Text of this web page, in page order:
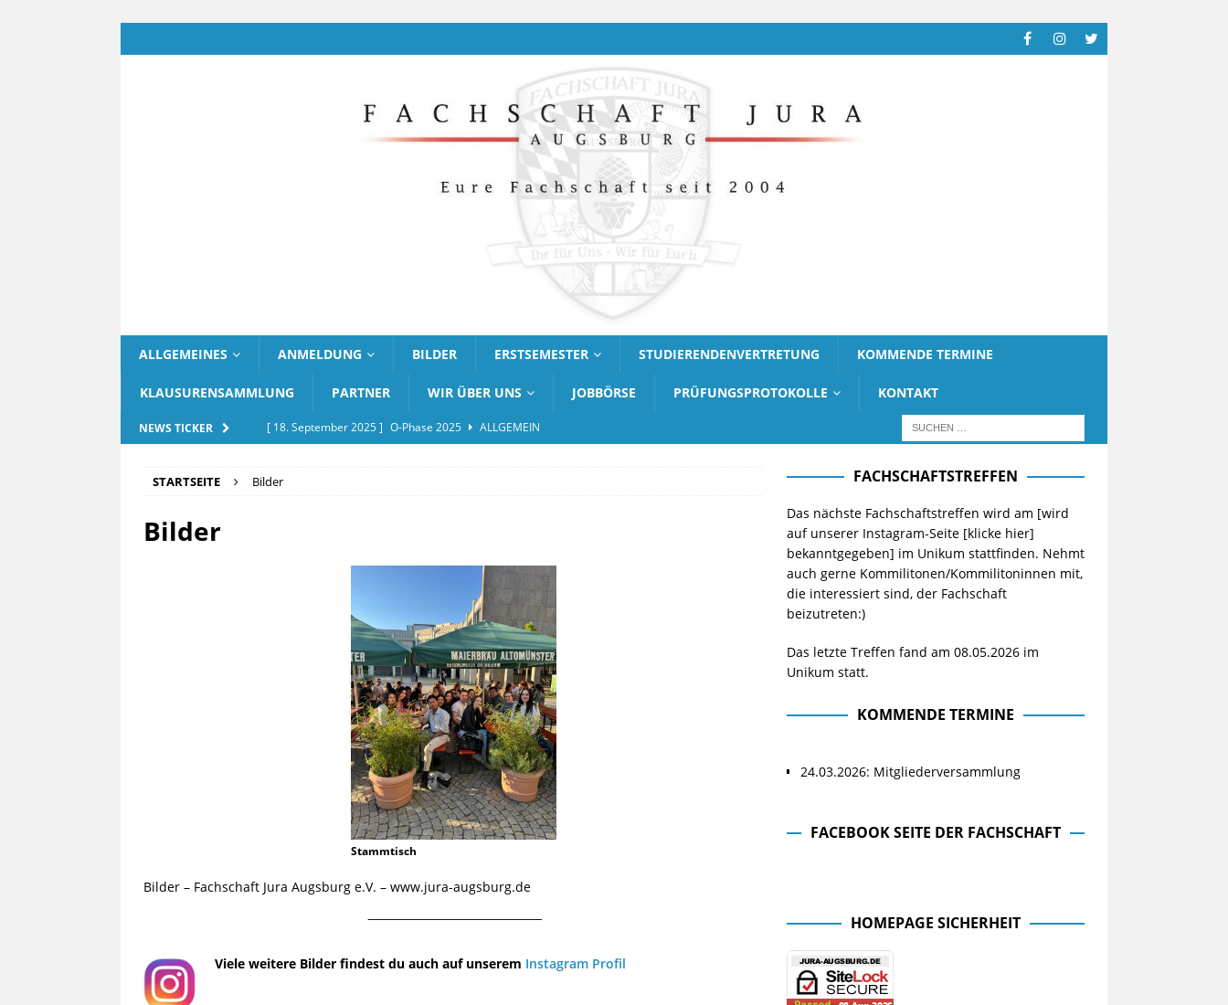
ALLGEMEINES ANMELDUNG BILDER ERSTSEMESTER STUDIERENDENVERTRETUNG KOMMENDE TERMINE
KLAUSURENSAMMLUNG PARTNER WIR ÜBER UNS JOBBÖRSE PRÜFUNGSPROTOKOLLE KONTAKT
NEWS TICKER [ 18. September 2025 ] O-Phase 2025
ALLGEMEIN
[ 20. September 2025 ]
STARTSEITE Bilder
Bilder
Stammtisch
Bilder – Fachschaft Jura Augsburg e.V. – www.jura-augsburg.de
¯¯¯¯¯¯¯¯¯¯¯¯¯¯¯¯¯¯¯¯¯¯¯¯¯¯¯¯¯¯¯¯¯¯¯¯¯¯
Viele weitere Bilder findest du auch auf unserem Instagram Profil
FACHSCHAFTSTREFFEN
Das nächste Fachschaftstreffen wird am [wird
auf unserer Instagram-Seite [klicke hier]
bekanntgegeben] im Unikum stattfinden. Nehmt
auch gerne Kommilitonen/Kommilitoninnen mit,
die interessiert sind, der Fachschaft
beizutreten:)
Das letzte Treffen fand am 08.05.2026 im
Unikum statt.
KOMMENDE TERMINE
24.03.2026: Mitgliederversammlung
FACEBOOK SEITE DER FACHSCHAFT
HOMEPAGE SICHERHEIT